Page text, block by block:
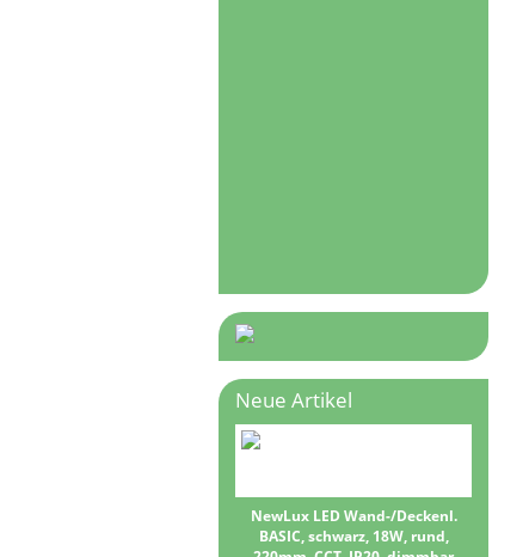
Neue Artikel
NewLux LED Wand-/Deckenl.
BASIC, schwarz, 18W, rund,